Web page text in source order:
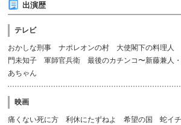
出演歴
テレビ
おかしな刑事 ナポレオンの村 大使閣下の料理人
門未知子 軍師官兵衛 最後のカチンコ〜新藤兼人
あちゃん
映画
痛くない死に方 利休にたずねよ 希望の国 蛇イ